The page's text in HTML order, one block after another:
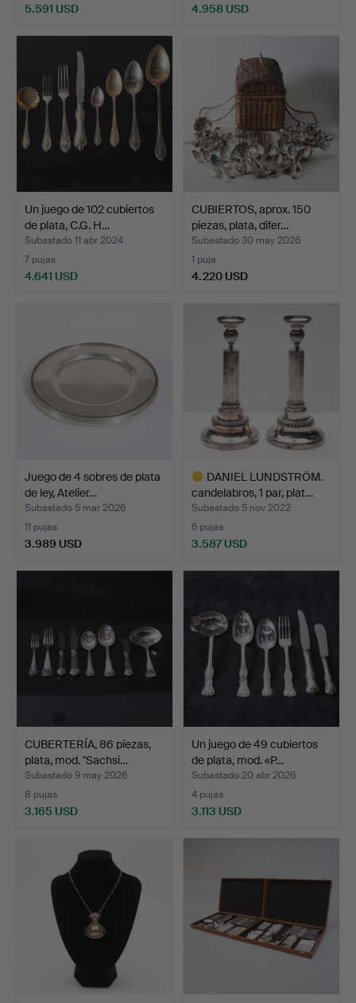
5.591 USD
4.958 USD
Un juego de 102 cubiertos
de plata, C.G. H…
Subastado 11 abr 2024
7 pujas
4.641 USD
CUBIERTOS, aprox. 150
piezas, plata, difer…
Subastado 30 may 2026
1 puja
4.220 USD
Juego de 4 sobres de plata
de ley, Atelier…
Subastado 5 mar 2026
11 pujas
3.989 USD
DANIEL LUNDSTRÖM.
candelabros, 1 par, plat…
Subastado 5 nov 2022
6 pujas
3.587 USD
CUBERTERÍA, 86 piezas,
plata, mod. "Sachsi…
Subastado 9 may 2026
8 pujas
3.165 USD
Un juego de 49 cubiertos
de plata, mod. «P…
Subastado 20 abr 2026
4 pujas
3.113 USD